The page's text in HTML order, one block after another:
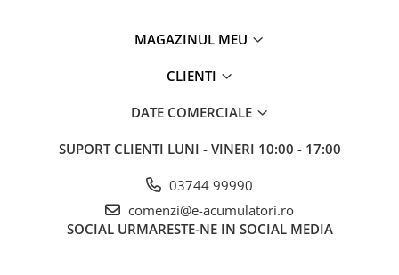
MAGAZINUL MEU
CLIENTI
DATE COMERCIALE
SUPORT CLIENTI LUNI - VINERI 10:00 - 17:00
03744 99990
comenzi@e-acumulatori.ro
SOCIAL URMARESTE-NE IN SOCIAL MEDIA